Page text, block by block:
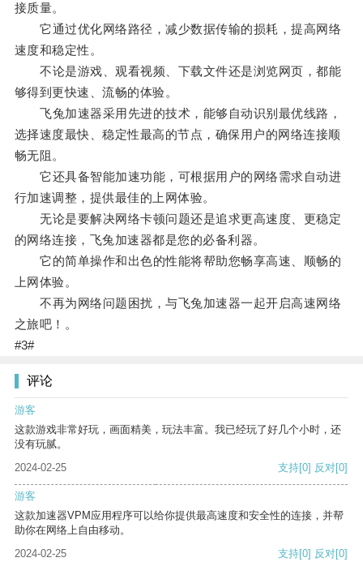
接质量。
它通过优化网络路径，减少数据传输的损耗，提高网络
速度和稳定性。
不论是游戏、观看视频、下载文件还是浏览网页，都能
够得到更快速、流畅的体验。
飞兔加速器采用先进的技术，能够自动识别最优线路，
选择速度最快、稳定性最高的节点，确保用户的网络连接顺
畅无阻。
它还具备智能加速功能，可根据用户的网络需求自动进
行加速调整，提供最佳的上网体验。
无论是要解决网络卡顿问题还是追求更高速度、更稳定
的网络连接，飞兔加速器都是您的必备利器。
它的简单操作和出色的性能将帮助您畅享高速、顺畅的
上网体验。
不再为网络问题困扰，与飞兔加速器一起开启高速网络
之旅吧！。
#3#
评论
游客
这款游戏非常好玩，画面精美，玩法丰富。我已经玩了好几个小时，还
没有玩腻。
2024-02-25
支持[0] 反对[0]
游客
这款加速器VPM应用程序可以给你提供最高速度和安全性的连接，并帮
助你在网络上自由移动。
2024-02-25
支持[0] 反对[0]